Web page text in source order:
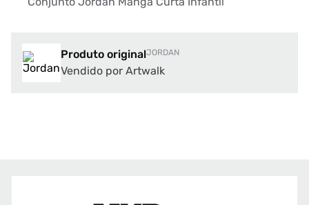
Produto originalJORDAN
Vendido por Artwalk